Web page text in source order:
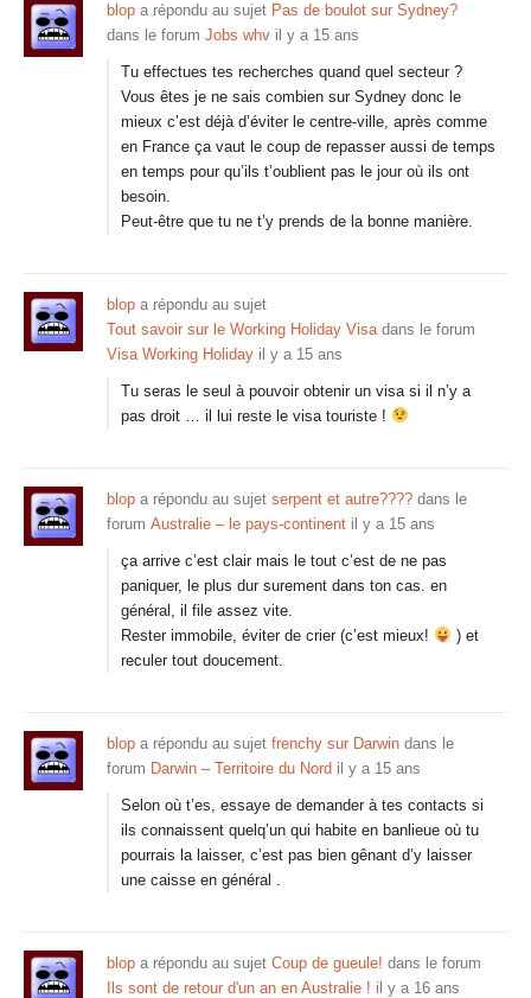
blop a répondu au sujet Pas de boulot sur Sydney?
dans le forum Jobs whv il y a 15 ans
Tu effectues tes recherches quand quel secteur ?
Vous êtes je ne sais combien sur Sydney donc le
mieux c’est déjà d’éviter le centre-ville, après comme
en France ça vaut le coup de repasser aussi de temps
en temps pour qu’ils t’oublient pas le jour où ils ont
besoin.
Peut-être que tu ne t’y prends de la bonne manière.
blop a répondu au sujet
Tout savoir sur le Working Holiday Visadans le forum
Visa Working Holiday il y a 15 ans
Tu seras le seul à pouvoir obtenir un visa si il n’y a
pas droit … il lui reste le visa touriste !
blop a répondu au sujet serpent et autre???? dans le
forum Australie – le pays-continent il y a 15 ans
ça arrive c’est clair mais le tout c’est de ne pas
paniquer, le plus dur surement dans ton cas. en
général, il file assez vite.
Rester immobile, éviter de crier (c’est mieux!
) et
reculer tout doucement.
blop a répondu au sujet frenchy sur Darwin dans le
forum Darwin – Territoire du Nord il y a 15 ans
Selon où t’es, essaye de demander à tes contacts si
ils connaissent quelq’un qui habite en banlieue où tu
pourrais la laisser, c’est pas bien gênant d’y laisser
une caisse en général .
blop a répondu au sujet Coup de gueule! dans le forum
Ils sont de retour d'un an en Australie ! il y a 16 ans